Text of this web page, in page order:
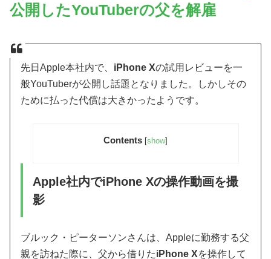
公開したYouTuberの父を解雇
先日Apple本社内で、 iPhone Xの試用レビューを一
般YouTuberが公開し話題となりました。しかしその
ために払った代償は大きかったようです。
Contents [show]
Apple社内でiPhone Xの操作動画を撮
影
ブルック・ピーターソンさんは、Appleに勤務する父
親を訪ねた際に、父から借りたiPhone Xを操作して